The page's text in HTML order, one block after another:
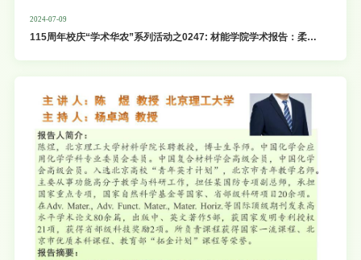
2024-07-09
115周年校庆“学术华农”系列活动之0247: 材能学院学术报告：柔性